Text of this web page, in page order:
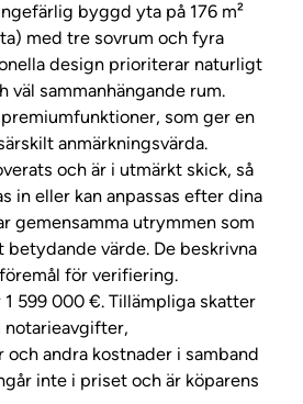
byggd yta på 176 m²
med tre sovrum och fyra
design prioriterar naturligt
väl sammanhängande rum.
som ger en
anmärkningsvärda.
och är i utmärkt skick, så
in eller kan anpassas efter dina
gemensamma utrymmen som
värde. De beskrivna
för verifiering.
599 000 €. Tillämpliga skatter
notarieavgifter,
andra kostnader i samband
inte i priset och är köparens